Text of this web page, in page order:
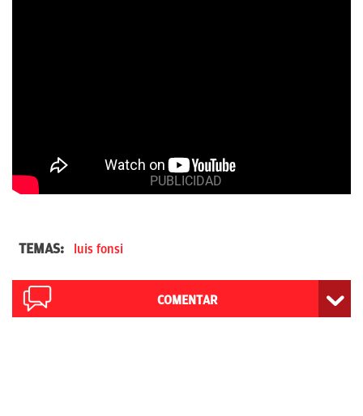
TEMAS: luis fonsi
COMENTAR